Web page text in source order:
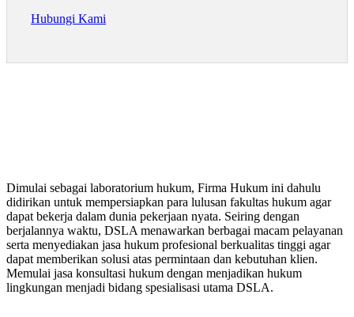
Hubungi Kami
Dimulai sebagai laboratorium hukum, Firma Hukum ini dahulu
didirikan untuk mempersiapkan para lulusan fakultas hukum agar
dapat bekerja dalam dunia pekerjaan nyata. Seiring dengan
berjalannya waktu, DSLA menawarkan berbagai macam pelayanan
serta menyediakan jasa hukum profesional berkualitas tinggi agar
dapat memberikan solusi atas permintaan dan kebutuhan klien.
Memulai jasa konsultasi hukum dengan menjadikan hukum
lingkungan menjadi bidang spesialisasi utama DSLA.